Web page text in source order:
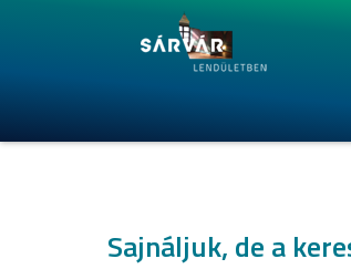
Sajnáljuk, de a